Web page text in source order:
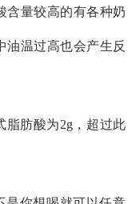
含量较高的有各种奶
油温过高也会产生反
脂肪酸为2g，超过此